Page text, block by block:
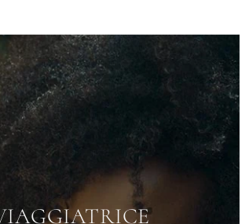
LA BANDA DI